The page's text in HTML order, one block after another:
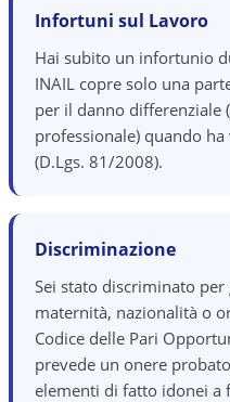
Infortuni sul Lavoro
Hai subito un infortunio
INAIL copre solo una
per il danno differenziale
professionale) quando
(D.Lgs. 81/2008).
Discriminazione
Sei stato discriminato per
maternità, nazionalità o
Codice delle Pari
prevede un onere
elementi di fatto idonei a